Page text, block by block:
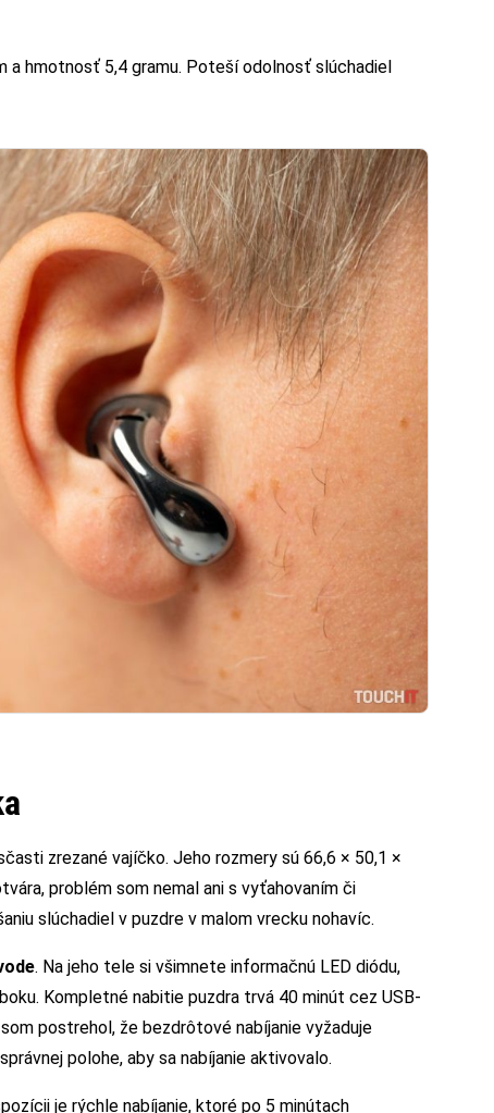
a hmotnosť 5,4 gramu. Poteší odolnosť slúchadiel
zrezané vajíčko. Jeho rozmery sú 66,6 × 50,1 ×
problém som nemal ani s vyťahovaním či
slúchadiel v puzdre v malom vrecku nohavíc.
. Na jeho tele si všimnete informačnú LED diódu,
Kompletné nabitie puzdra trvá 40 minút cez USB-
postrehol, že bezdrôtové nabíjanie vyžaduje
polohe, aby sa nabíjanie aktivovalo.
je rýchle nabíjanie, ktoré po 5 minútach